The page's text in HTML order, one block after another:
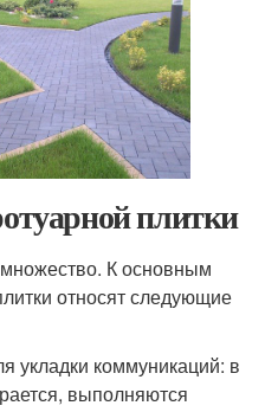
плитки
К основным
относят следующие
укладки коммуникаций: в
выполняются